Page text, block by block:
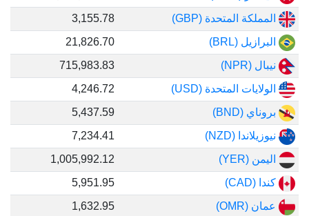
المملكة المتحدة (GBP)
3,155.78
البرازيل (BRL)
21,826.70
نيبال (NPR)
715,983.83
الولايات المتحدة (USD)
4,246.72
بروناي (BND)
5,437.59
نيوزيلاندا (NZD)
7,234.41
اليمن (YER)
1,005,992.12
كندا (CAD)
5,951.95
عمان (OMR)
1,632.95